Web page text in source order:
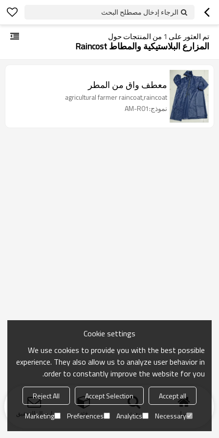
الرجاء إدخال مصطلح البحث
تم العثور على 1 من المنتجات حول
المزارع البلاستيكية والمطاط Raincost
معطف واق من المطر
agricultural farmer raincoat,raincoat
نموذج:AM-R01
منزل بحث فئة ارسال التحقيق
Cookie settings
We use cookies to provide you with the best possible
experience. They also allow us to analyze user behavior in
order to constantly improve the website for you.
Accept all
Accept Selection
Reject All
Necessary
Analytics
Preferences
Marketing